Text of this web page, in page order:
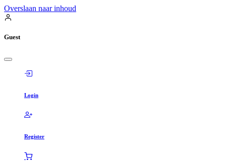
Overslaan naar inhoud
Guest
Login
Register